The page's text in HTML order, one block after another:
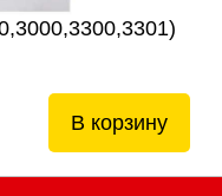
В корзину